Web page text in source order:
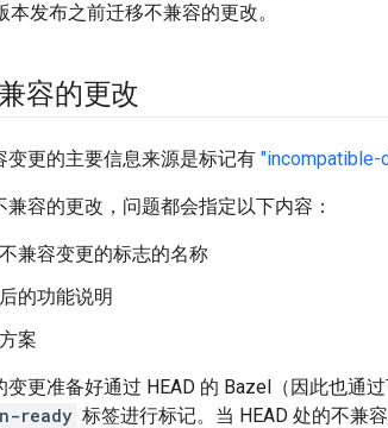
本发布之前迁移不兼容的更改。
容的更改
变更的主要信息来源是标记有 "incompatible-
兼容的更改，问题都会指定以下内容：
兼容变更的标志的名称
的功能说明
案
变更准备好通过 HEAD 的 Bazel（因此也通
ready 标签进行标记。当 HEAD 处的不兼